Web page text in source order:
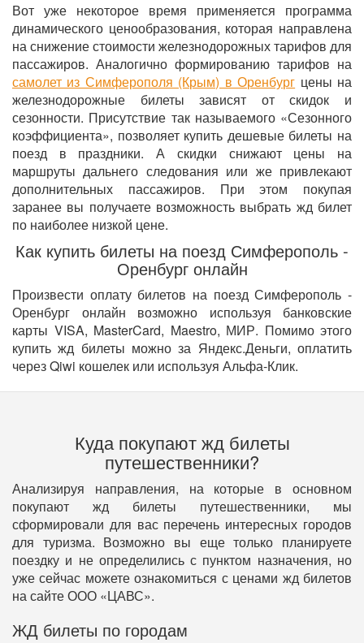
Вот уже некоторое время применяется программа
динамического ценообразования, которая направлена
на снижение стоимости железнодорожных тарифов для
пассажиров. Аналогично формированию тарифов на
самолет из Симферополя (Крым) в Оренбург цены на
железнодорожные билеты зависят от скидок и
сезонности. Присутствие так называемого «Сезонного
коэффициента», позволяет купить дешевые билеты на
поезд в праздники. А скидки снижают цены на
маршруты дальнего следования или же привлекают
дополнительных пассажиров. При этом покупая
заранее вы получаете возможность выбрать жд билет
по наиболее низкой цене.
Как купить билеты на поезд Симферополь -
Оренбург онлайн
Произвести оплату билетов на поезд Симферополь -
Оренбург онлайн возможно используя банковские
карты VISA, MasterCard, Maestro, МИР. Помимо этого
купить жд билеты можно за Яндекс.Деньги, оплатить
через Qiwi кошелек или используя Альфа-Клик.
Куда покупают жд билеты
путешественники?
Анализируя направления, на которые в основном
покупают жд билеты путешественники, мы
сформировали для вас перечень интересных городов
для туризма. Возможно вы еще только планируете
поездку и не определились с пунктом назначения, но
уже сейчас можете ознакомиться с ценами жд билетов
на сайте ООО «ЦАВС».
ЖД билеты по городам